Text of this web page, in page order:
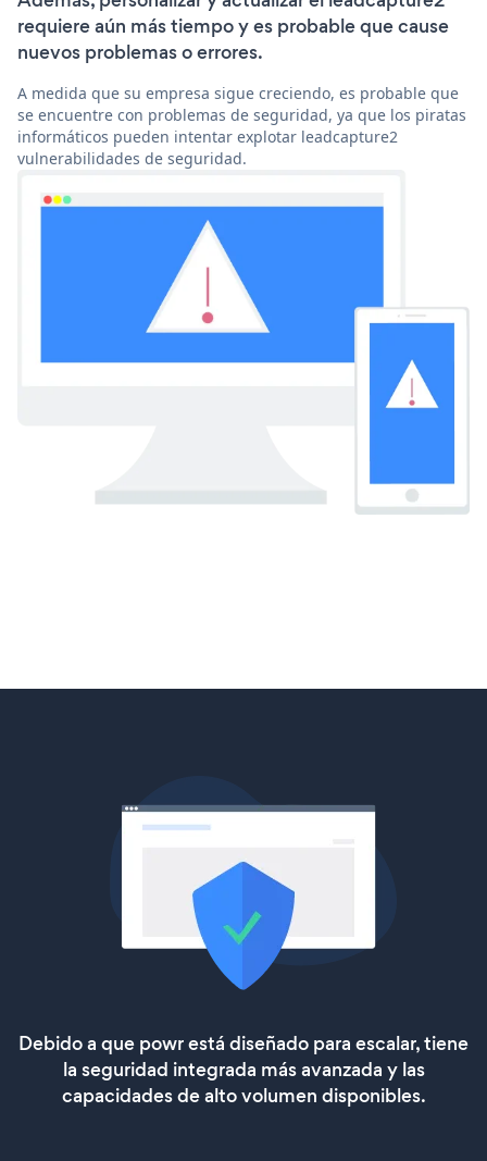
requiere aún más tiempo y es probable que cause
nuevos problemas o errores.
A medida que su empresa sigue creciendo, es probable que
se encuentre con problemas de seguridad, ya que los piratas
informáticos pueden intentar explotar leadcapture2
vulnerabilidades de seguridad.
Debido a que powr está diseñado para escalar, tiene
la seguridad integrada más avanzada y las
capacidades de alto volumen disponibles.